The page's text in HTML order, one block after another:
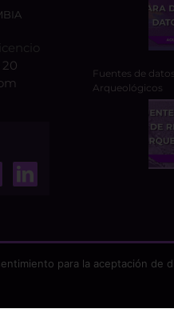
20
Fuentes de
Arqueológicos
para la aceptación de